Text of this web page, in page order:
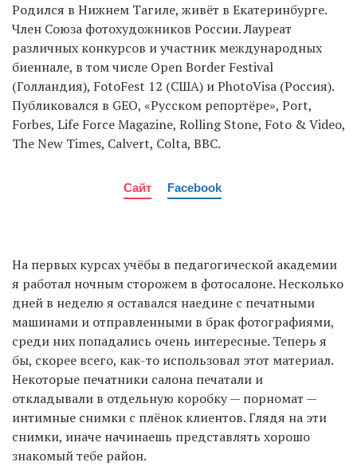
Родился в Нижнем Тагиле, живёт в Екатеринбурге.
Член Союза фотохудожников России. Лауреат
различных конкурсов и участник международных
биеннале, в том числе Open Border Festival
(Голландия), FotoFest 12 (США) и PhotoVisa (Россия).
Публиковался в GEO, «Русском репортёре», Port,
Forbes, Life Force Magazine, Rolling Stone, Foto & Video,
The New Times, Calvert, Colta, BBC.
Сайт Facebook
На первых курсах учёбы в педагогической академии
я работал ночным сторожем в фотосалоне. Несколько
дней в неделю я оставался наедине с печатными
машинами и отправленными в брак фотографиями,
среди них попадались очень интересные. Теперь я
бы, скорее всего, как-то использовал этот материал.
Некоторые печатники салона печатали и
откладывали в отдельную коробку — порномат —
интимные снимки с плёнок клиентов. Глядя на эти
снимки, иначе начинаешь представлять хорошо
знакомый тебе район.